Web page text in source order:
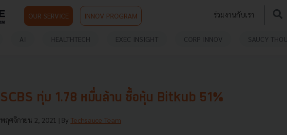
OUR SERVICE INNOV PROGRAM ร่วมงานกับเรา
AI HEALTHTECH EXEC INSIGHT CORP INNOV SAUCY
SCBS ทุ่ม 1.78 หมื่นล้าน ซื้อหุ้น Bitkub 51%
พฤศจิกายน 2, 2021 | By Techsauce Team